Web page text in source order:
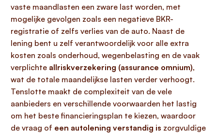
vaste maandlasten een zware last worden, met
mogelijke gevolgen zoals een negatieve BKR-
registratie of zelfs verlies van de auto. Naast de
lening bent u zelf verantwoordelijk voor alle extra
kosten zoals onderhoud, wegenbelasting en de vaak
verplichte allriskverzekering (assurance omnium),
wat de totale maandelijkse lasten verder verhoogt.
Tenslotte maakt de complexiteit van de vele
aanbieders en verschillende voorwaarden het lastig
om het beste financieringsplan te kiezen, waardoor
de vraag of een autolening verstandig is zorgvuldige